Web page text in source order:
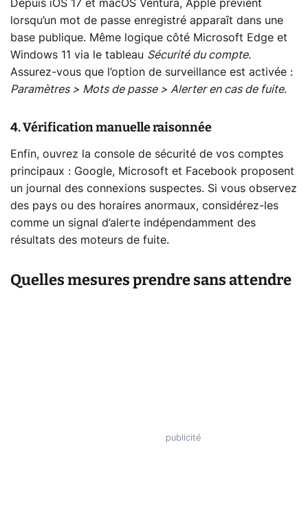
Depuis iOS 17 et macOS Ventura, Apple prévient
lorsqu’un mot de passe enregistré apparaît dans une
base publique. Même logique côté Microsoft Edge et
Windows 11 via le tableau Sécurité du compte.
Assurez-vous que l’option de surveillance est activée :
Paramètres > Mots de passe > Alerter en cas de fuite.
4. Vérification manuelle raisonnée
Enfin, ouvrez la console de sécurité de vos comptes
principaux : Google, Microsoft et Facebook proposent
un journal des connexions suspectes. Si vous observez
des pays ou des horaires anormaux, considérez-les
comme un signal d’alerte indépendamment des
résultats des moteurs de fuite.
Quelles mesures prendre sans attendre